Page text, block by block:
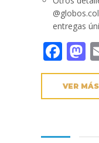
entregas
VER MÁS